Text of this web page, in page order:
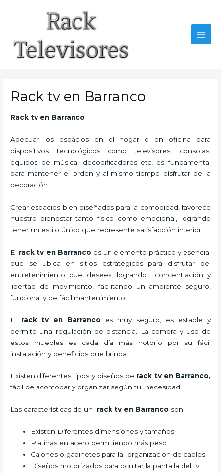
Rack tv en Barranco
Rack tv en Barranco
Adecuar los espacios en el hogar o en oficina para
dispositivos tecnológicos como televisores, consolas,
equipos de música, decodificadores etc, es fundamental
para mantener el orden y al mismo tiempo disfrutar de la
decoración.
Crear espacios bien diseñados para la comodidad, favorece
nuestro bienestar tanto físico como emocional, logrando
tener un estilo único que represente satisfacción interior.
El rack tv en Barranco es un elemento práctico y esencial
que se ubica en sitios estratégicos para disfrutar del
entretenimiento que desees, logrando concentración y
libertad de movimiento, facilitando un ambiente seguro,
funcional y de fácil mantenimiento.
El rack tv en Barranco es muy seguro, es estable y
permite una regulación de distancia. La compra y uso de
estos muebles es cada día más notorio por su fácil
instalación y beneficios que brinda.
Existen diferentes tipos y diseños de rack tv en Barranco,
fácil de acomodar y organizar según tu necesidad.
Las características de un rack tv en Barranco son:
Existen Diferentes dimensiones y tamaños
Platinas en acero permitiendo más peso
Cajones o gabinetes para la organización de cables
Diseños motorizados para ocultar la pantalla del tv